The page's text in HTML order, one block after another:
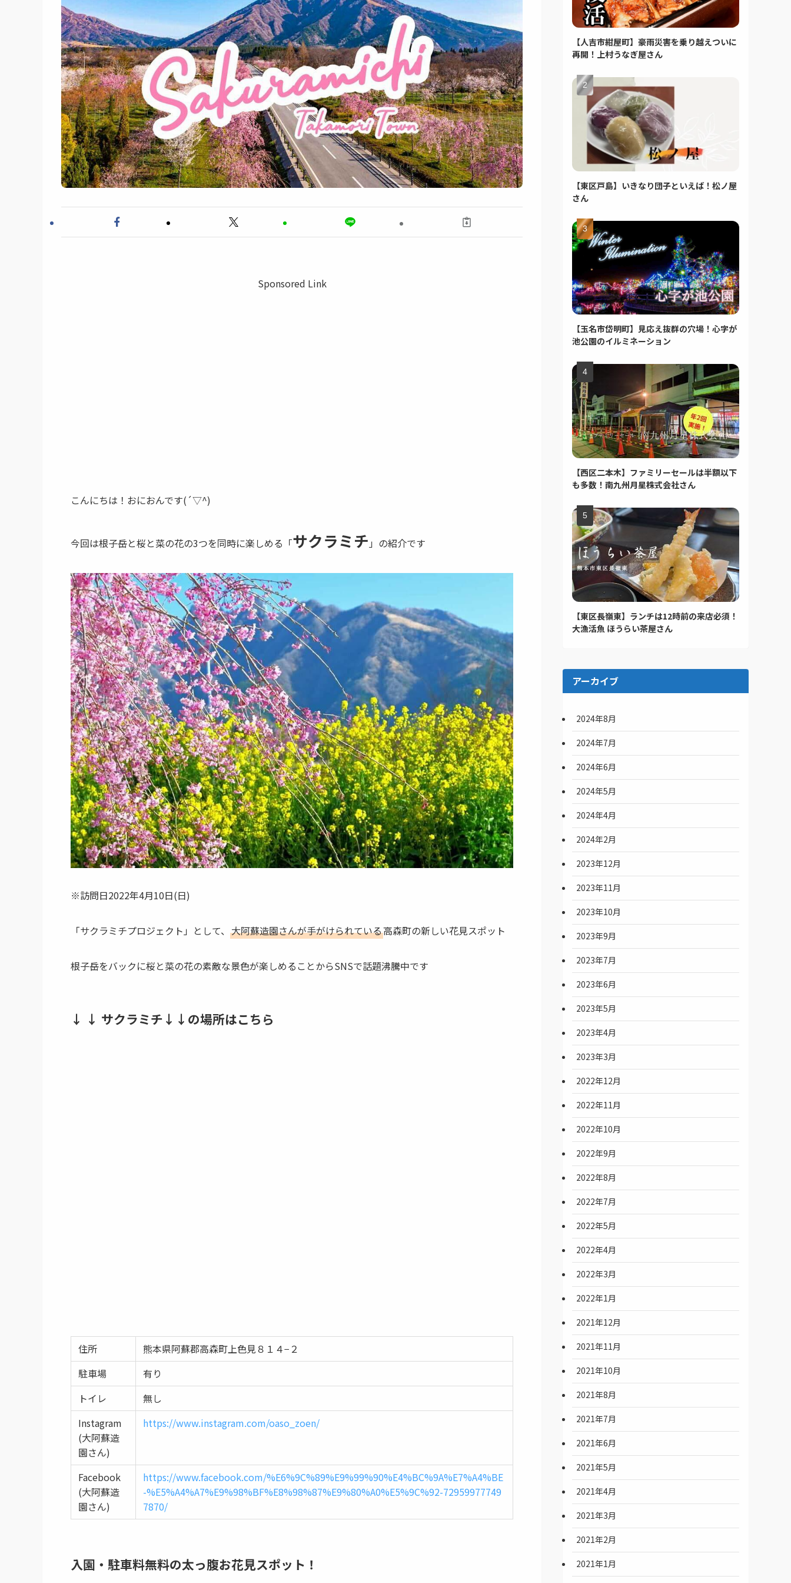
Sponsored Link
こんにちは！おにおんです(´▽^)
今回は根子岳と桜と菜の花の3つを同時に楽しめる「サクラミチ 」の紹介です
※訪問日2022年4月10日(日)
「サクラミチプロジェクト」として、 大阿蘇造園さんが手がけられている高森町の新しい花見スポット
根子岳をバックに桜と菜の花の素敵な景色が楽しめることからSNSで話題沸騰中です
↓ ↓ サクラミチ↓↓の場所はこちら
住所
熊本県阿蘇郡高森町上色見８１４−２
駐車場
有り
トイレ
無し
Instagram
(大阿蘇造
園さん)
https://www.instagram.com/oaso_zoen/
Facebook
(大阿蘇造
園さん)
https://www.facebook.com/%E6%9C%89%E9%99%90%E4%BC%9A%E7%A4%BE
-%E5%A4%A7%E9%98%BF%E8%98%87%E9%80%A0%E5%9C%92-72959977749
7870/
入園・駐車料無料の太っ腹お花見スポット！
【人吉市紺屋町】豪雨災害を乗り越えついに
再開！上村うなぎ屋さん
【東区戸島】いきなり団子といえば！松ノ屋
さん
【玉名市岱明町】見応え抜群の穴場！心字が
池公園のイルミネーション
【西区二本木】ファミリーセールは半額以下
も多数！南九州月星株式会社さん
【東区長嶺東】ランチは12時前の来店必須！
大漁活魚 ほうらい茶屋さん
アーカイブ
2024年8月
2024年7月
2024年6月
2024年5月
2024年4月
2024年2月
2023年12月
2023年11月
2023年10月
2023年9月
2023年7月
2023年6月
2023年5月
2023年4月
2023年3月
2022年12月
2022年11月
2022年10月
2022年9月
2022年8月
2022年7月
2022年5月
2022年4月
2022年3月
2022年1月
2021年12月
2021年11月
2021年10月
2021年8月
2021年7月
2021年6月
2021年5月
2021年4月
2021年3月
2021年2月
2021年1月